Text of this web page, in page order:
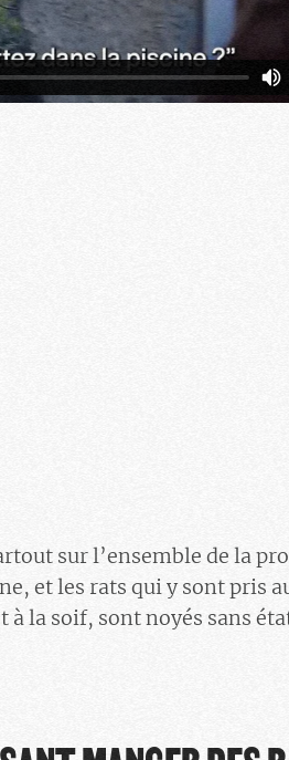
sur l’ensemble de la
et les rats qui y sont pris
la soif, sont noyés sans